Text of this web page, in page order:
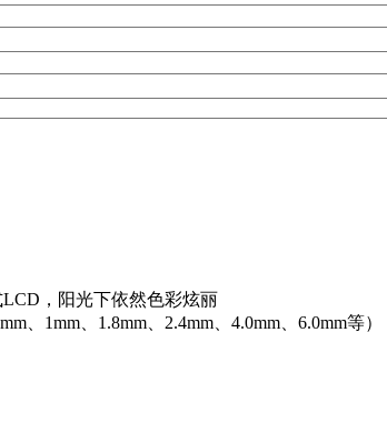
，阳光下依然色彩炫丽
、1mm、1.8mm、2.4mm、4.0mm、6.0mm